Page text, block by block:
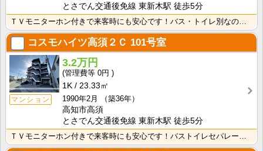
とさでん交通後免線 東新木駅 徒歩5分
ＴＶモニターホン付きで来客時にも安心です！バス・トイレ別なので、ゆったり湯船に浸かれますね！
コスモハイツ高須２Ｃ 101号室
マンション
3.2万円
0円
1K
23.33㎡
1990年2月
（築36年）
高知市高須
とさでん交通後免線 東新木駅 徒歩5分
ＴＶモニターホン付きで来客時にも安心です！バストイレセパレート！独立洗面台付き！スーパーが徒歩圏内に･･･